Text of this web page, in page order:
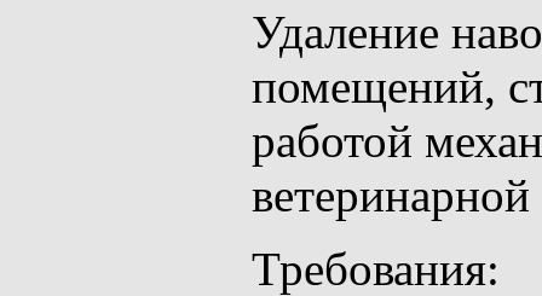
Удаление
помещений,
работой
Требования: